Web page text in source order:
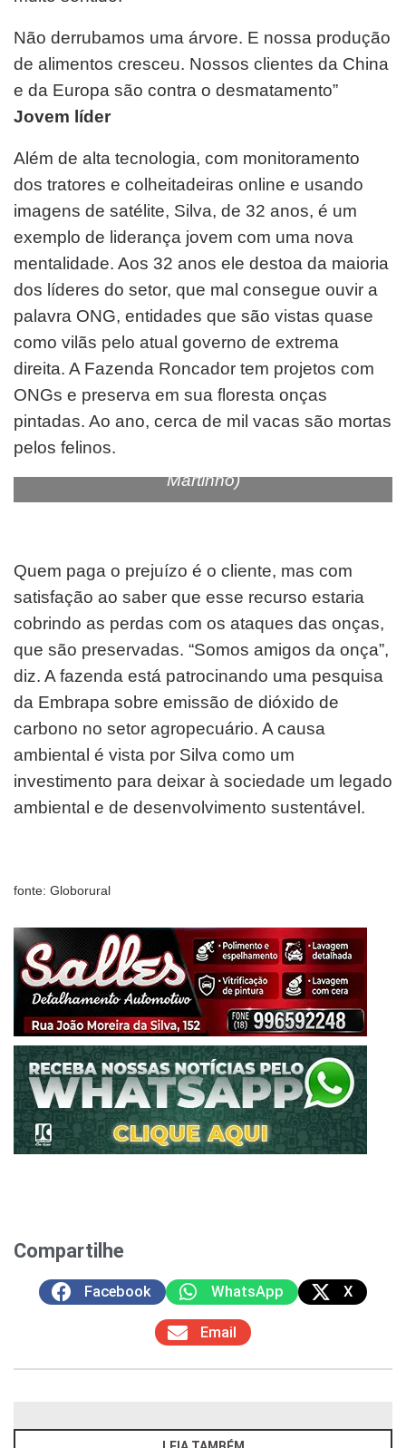
Não derrubamos uma árvore. E nossa produção
de alimentos cresceu. Nossos clientes da China
e da Europa são contra o desmatamento”
Jovem líder
Além de alta tecnologia, com monitoramento
dos tratores e colheitadeiras online e usando
imagens de satélite, Silva, de 32 anos, é um
exemplo de liderança jovem com uma nova
mentalidade. Aos 32 anos ele destoa da maioria
dos líderes do setor, que mal consegue ouvir a
palavra ONG, entidades que são vistas quase
como vilãs pelo atual governo de extrema
direita. A Fazenda Roncador tem projetos com
ONGs e preserva em sua floresta onças
pintadas. Ao ano, cerca de mil vacas são mortas
pelos felinos.
Onças-pintadas se alimentam de cerca de 1
mil vacas por ano na fazenda.(Foto: Fernando
Martinho)
Quem paga o prejuízo é o cliente, mas com
satisfação ao saber que esse recurso estaria
cobrindo as perdas com os ataques das onças,
que são preservadas. “Somos amigos da onça”,
diz. A fazenda está patrocinando uma pesquisa
da Embrapa sobre emissão de dióxido de
carbono no setor agropecuário. A causa
ambiental é vista por Silva como um
investimento para deixar à sociedade um legado
ambiental e de desenvolvimento sustentável.
fonte: Globorural
Compartilhe
Facebook WhatsApp X
Email